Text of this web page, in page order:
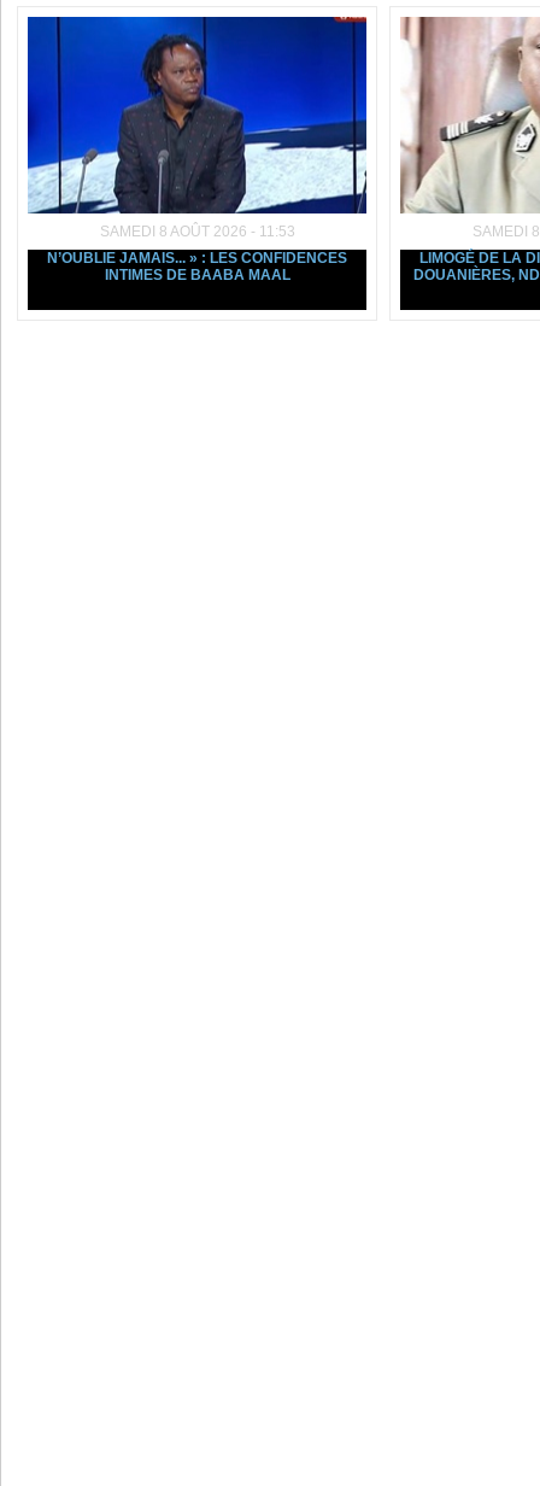
SAMEDI 8 AOÛT 2026 - 11:53
N’OUBLIE JAMAIS... » : LES CONFIDENCES
INTIMES DE BAABA MAAL
SAMEDI
LIMOGÉ DE LA
DOUANIÈRES,